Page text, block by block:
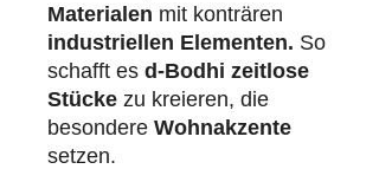
Materialen mit konträren
industriellen Elementen. So
schafft es d-Bodhi zeitlose
Stücke zu kreieren, die
besondere Wohnakzente
setzen.